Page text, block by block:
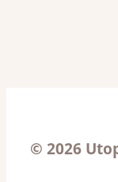
© 2026